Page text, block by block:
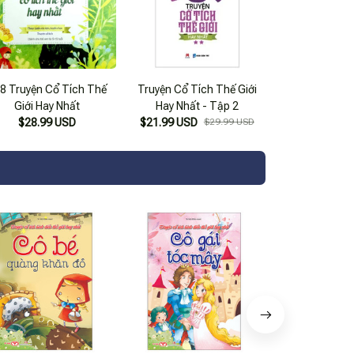
Truyện Cổ Tích Thế
Giới Hay Nhất
$28.99 USD
Truyện Cổ Tích Thế Giới
Hay Nhất - Tập 2
$21.99 USD $29.99 USD